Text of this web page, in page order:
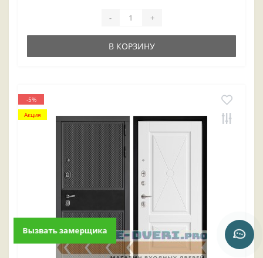
- +
В КОРЗИНУ
-5%
Акция
Вызвать замерщика